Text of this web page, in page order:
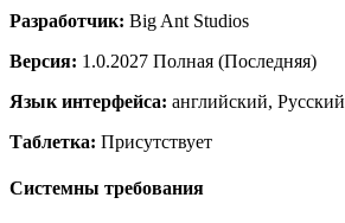
Разработчик: Big Ant Studios
Версия: 1.0.2027 Полная (Последняя)
Язык интерфейса: английский, Русский
Таблетка: Присутствует
Системны требования